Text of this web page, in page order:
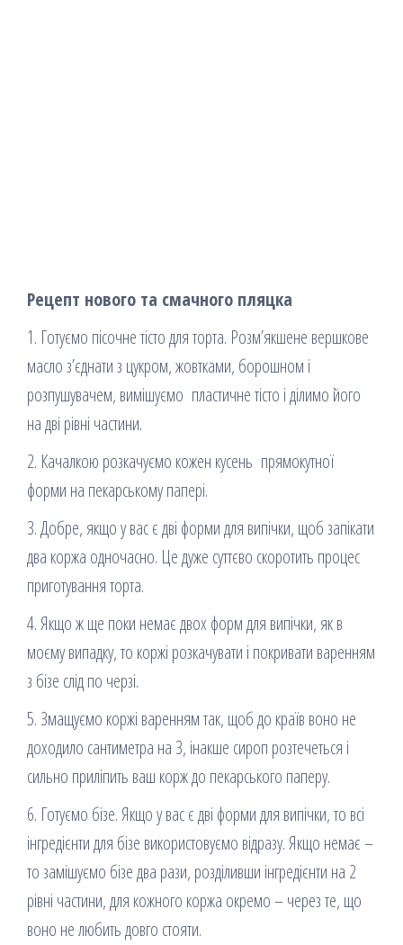
Рецепт нового та смачного пляцка
1. Готуємо пісочне тісто для торта. Розм’якшене вершкове
масло з’єднати з цукром, жовтками, борошном і
розпушувачем, вимішуємо пластичне тісто і ділимо його
на дві рівні частини.
2. Качалкою розкачуємо кожен кусень прямокутної
форми на пекарському папері.
3. Добре, якщо у вас є дві форми для випічки, щоб запікати
два коржа одночасно. Це дуже суттєво скоротить процес
приготування торта.
4. Якщо ж ще поки немає двох форм для випічки, як в
моєму випадку, то коржі розкачувати і покривати варенням
з бізе слід по черзі.
5. Змащуємо коржі варенням так, щоб до країв воно не
доходило сантиметра на 3, інакше сироп розтечеться і
сильно приліпить ваш корж до пекарського паперу.
6. Готуємо бізе. Якщо у вас є дві форми для випічки, то всі
інгредієнти для бізе використовуємо відразу. Якщо немає –
то замішуємо бізе два рази, розділивши інгредієнти на 2
рівні частини, для кожного коржа окремо – через те, що
воно не любить довго стояти.